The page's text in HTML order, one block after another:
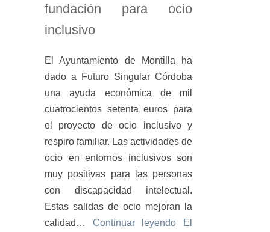
fundación para ocio
inclusivo
El Ayuntamiento de Montilla ha
dado a Futuro Singular Córdoba
una ayuda económica de mil
cuatrocientos setenta euros para
el proyecto de ocio inclusivo y
respiro familiar. Las actividades de
ocio en entornos inclusivos son
muy positivas para las personas
con discapacidad intelectual.
Estas salidas de ocio mejoran la
calidad… Continuar leyendo El